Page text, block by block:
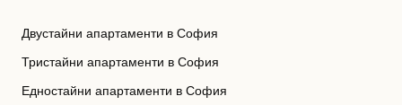
Двустайни апартаменти в София
Тристайни апартаменти в София
Едностайни апартаменти в София